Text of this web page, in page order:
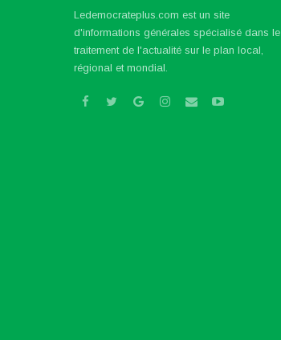
Ledemocrateplus.com est un site
d'informations générales spécialisé dans le
traitement de l'actualité sur le plan local,
régional et mondial.